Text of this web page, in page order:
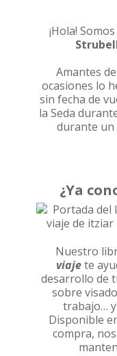
¡Hola! Somos
Amantes
ocasiones lo
sin fecha de
la Seda
durante un
¿Ya
Nuestro
viajete
desarrollo de
sobre
trabajo… y
Disponible
compra,